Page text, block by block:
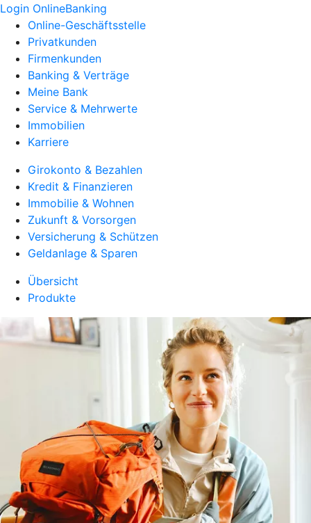
Login OnlineBanking
Online-Geschäftsstelle
Privatkunden
Firmenkunden
Banking & Verträge
Meine Bank
Service & Mehrwerte
Immobilien
Karriere
Girokonto & Bezahlen
Kredit & Finanzieren
Immobilie & Wohnen
Zukunft & Vorsorgen
Versicherung & Schützen
Geldanlage & Sparen
Übersicht
Produkte